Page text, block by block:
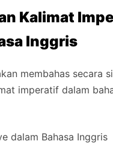
Kalimat
Inggris
membahas secara
imperatif dalam
dalam Bahasa Inggris